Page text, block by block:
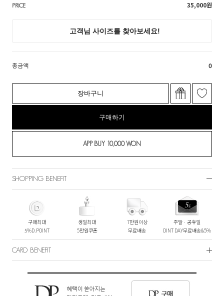
PRICE 35,000원
총금액 0
장바구니
구매하기
SHOPPING BENEFIT
구매최대
5%D.POINT
생일최대
5만원쿠폰
7만원이상
무료배송
주말ㆍ공휴일
DINT DAY무료배송&5%
CARD BENEFIT